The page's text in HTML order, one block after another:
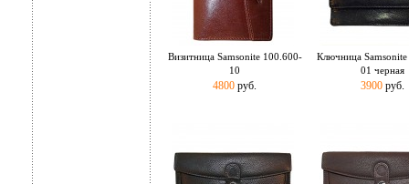
Визитница Samsonite 100.600-
10
4800 руб.
Ключница
01 черная
3900 руб.